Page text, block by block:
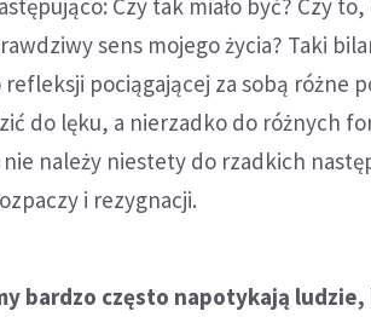
sens mojego życia? Taki
pociągającej za sobą różne
do lęku, a nierzadko do różnych
należy niestety do rzadkich
i rezygnacji.
bardzo często napotykają